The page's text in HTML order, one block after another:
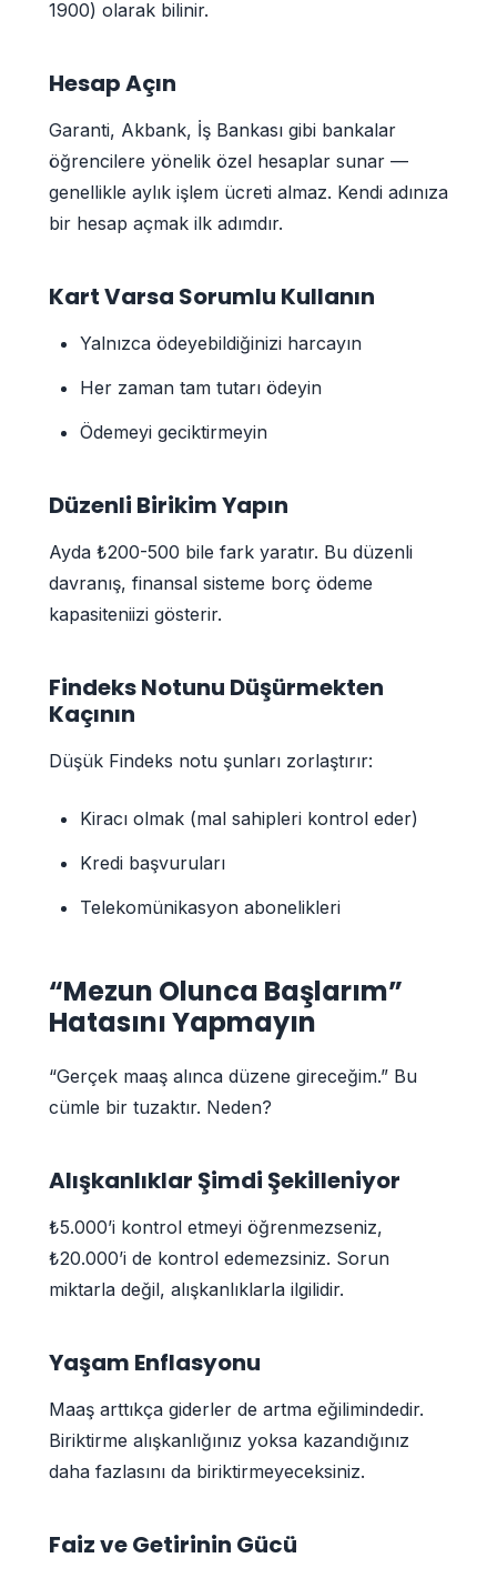
1900) olarak bilinir.
Hesap Açın
Garanti, Akbank, İş Bankası gibi bankalar
öğrencilere yönelik özel hesaplar sunar —
genellikle aylık işlem ücreti almaz. Kendi adınıza
bir hesap açmak ilk adımdır.
Kart Varsa Sorumlu Kullanın
Yalnızca ödeyebildiğinizi harcayın
Her zaman tam tutarı ödeyin
Ödemeyi geciktirmeyin
Düzenli Birikim Yapın
Ayda ₺200-500 bile fark yaratır. Bu düzenli
davranış, finansal sisteme borç ödeme
kapasiteniizi gösterir.
Findeks Notunu Düşürmekten
Kaçının
Düşük Findeks notu şunları zorlaştırır:
Kiracı olmak (mal sahipleri kontrol eder)
Kredi başvuruları
Telekomünikasyon abonelikleri
“Mezun Olunca Başlarım”
Hatasını Yapmayın
“Gerçek maaş alınca düzene gireceğim.” Bu
cümle bir tuzaktır. Neden?
Alışkanlıklar Şimdi Şekilleniyor
₺5.000’i kontrol etmeyi öğrenmezseniz,
₺20.000’i de kontrol edemezsiniz. Sorun
miktarla değil, alışkanlıklarla ilgilidir.
Yaşam Enflasyonu
Maaş arttıkça giderler de artma eğilimindedir.
Biriktirme alışkanlığınız yoksa kazandığınız
daha fazlasını da biriktirmeyeceksiniz.
Faiz ve Getirinin Gücü